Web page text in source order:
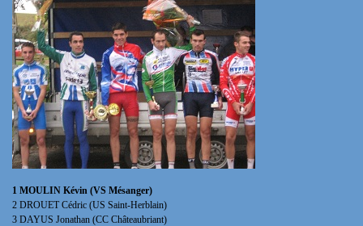
1 MOULIN Kévin (VS Mésanger)
2 DROUET Cédric (US Saint-Herblain)
3 DAYUS Jonathan (CC Châteaubriant)